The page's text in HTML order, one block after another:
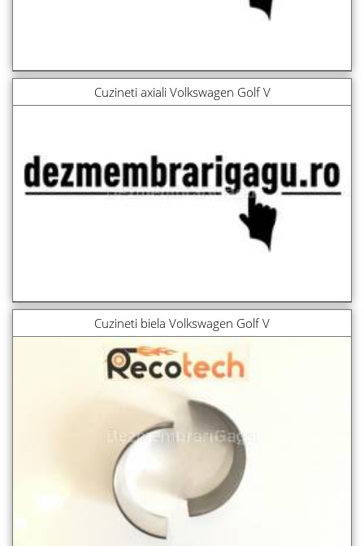
Cuzineti axiali Volkswagen Golf V
Cuzineti biela Volkswagen Golf V